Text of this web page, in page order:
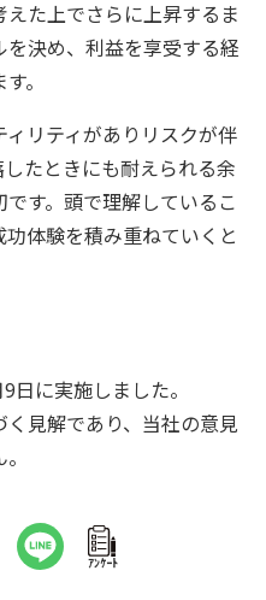
た上でさらに上昇するま
決め、利益を享受する経
。
リティがありリスクが伴
たときにも耐えられる余
す。頭で理解しているこ
体験を積み重ねていくと
に実施しました。
見解であり、当社の意見
ｱﾝｹｰﾄ